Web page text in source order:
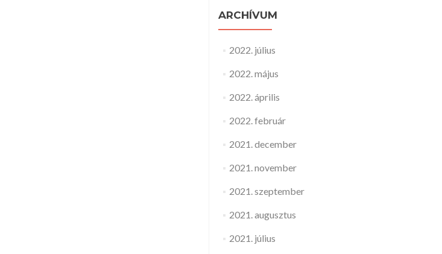
ARCHÍVUM
2022. július
2022. május
2022. április
2022. február
2021. december
2021. november
2021. szeptember
2021. augusztus
2021. július